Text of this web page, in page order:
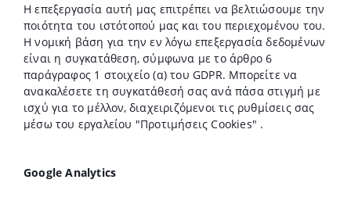
Η επεξεργασία αυτή μας επιτρέπει να βελτιώσουμε την
ποιότητα του ιστότοπού μας και του περιεχομένου του.
Η νομική βάση για την εν λόγω επεξεργασία δεδομένων
είναι η συγκατάθεση, σύμφωνα με το άρθρο 6
παράγραφος 1 στοιχείο (α) του GDPR. Μπορείτε να
ανακαλέσετε τη συγκατάθεσή σας ανά πάσα στιγμή με
ισχύ για το μέλλον, διαχειριζόμενοι τις ρυθμίσεις σας
μέσω του εργαλείου "Προτιμήσεις Cookies" .
Google Analytics